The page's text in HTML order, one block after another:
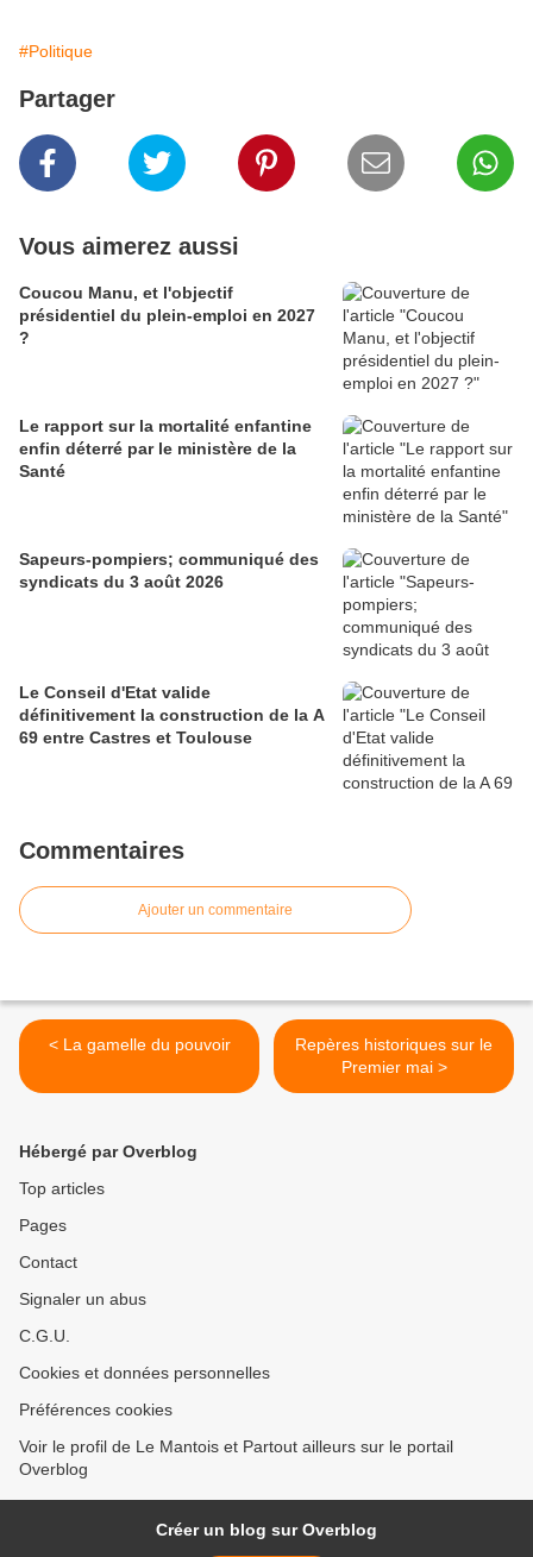
#Politique
Partager
Vous aimerez aussi
Coucou Manu, et l'objectif
présidentiel du plein-emploi en 2027
?
Le rapport sur la mortalité enfantine
enfin déterré par le ministère de la
Santé
Sapeurs-pompiers; communiqué des
syndicats du 3 août 2026
Le Conseil d'Etat valide
définitivement la construction de la A
69 entre Castres et Toulouse
Commentaires
Ajouter un commentaire
< La gamelle du pouvoir
Repères historiques sur le
Premier mai >
Hébergé par Overblog
Top articles
Pages
Contact
Signaler un abus
C.G.U.
Cookies et données personnelles
Préférences cookies
Voir le profil de Le Mantois et Partout ailleurs sur le portail
Overblog
Créer un blog sur Overblog